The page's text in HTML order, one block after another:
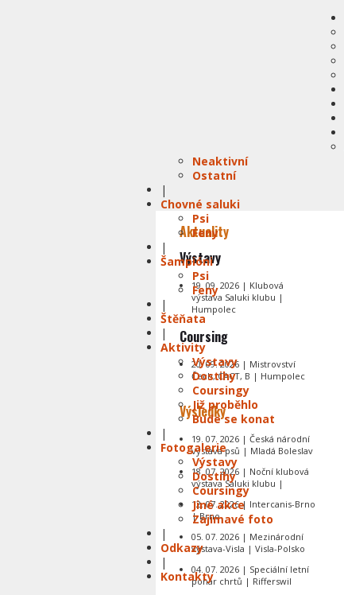
Neaktivní
Ostatní
|
Chovné saluki
Psi
Feny
|
Šampióni
Psi
Feny
|
Štěňata
|
Aktivity
Výstavy
Dostihy
Coursingy
Již proběhlo
Bude se konat
|
Fotogalerie
Výstavy
Dostihy
Coursingy
Jiné akce
Zajímavé foto
|
Odkazy
|
Kontakty
Aktuality
Výstavy
19. 09. 2026 | Klubová
výstava Saluki klubu |
Humpolec
Coursing
20. 09. 2026 | Mistrovství
Čech, CACT, B | Humpolec
Výsledky
19. 07. 2026 | Česká národní
výstava psů | Mladá Boleslav
18. 07. 2026 | Noční klubová
výstava Saluki klubu |
12. 07. 2026 | Intercanis-Brno
| Brno
05. 07. 2026 | Mezinárodní
výstava-Visla | Visla-Polsko
04. 07. 2026 | Speciální letní
pohár chrtů | Rifferswil